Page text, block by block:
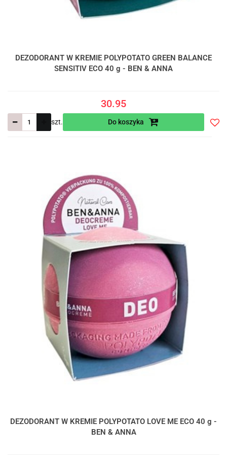
DEZODORANT W KREMIE POLYPOTATO GREEN BALANCE
SENSITIV ECO 40 g - BEN & ANNA
30.95
szt. Do koszyka
DEZODORANT W KREMIE POLYPOTATO LOVE ME ECO 40 g -
BEN & ANNA